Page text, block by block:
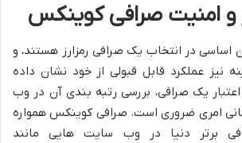
و امنیت صرافی کوینکس
اساسی در انتخاب یک صرافی رمزارز هستند، و
نیز عملکرد قابل قبولی از خود نشان داده
یک صرافی، بررسی رتبه بندی آن در وب
امری ضروری است. صرافی کوینکس همواره
۱۰۰ صرافی برتر دنیا در وب سایت هایی مانند